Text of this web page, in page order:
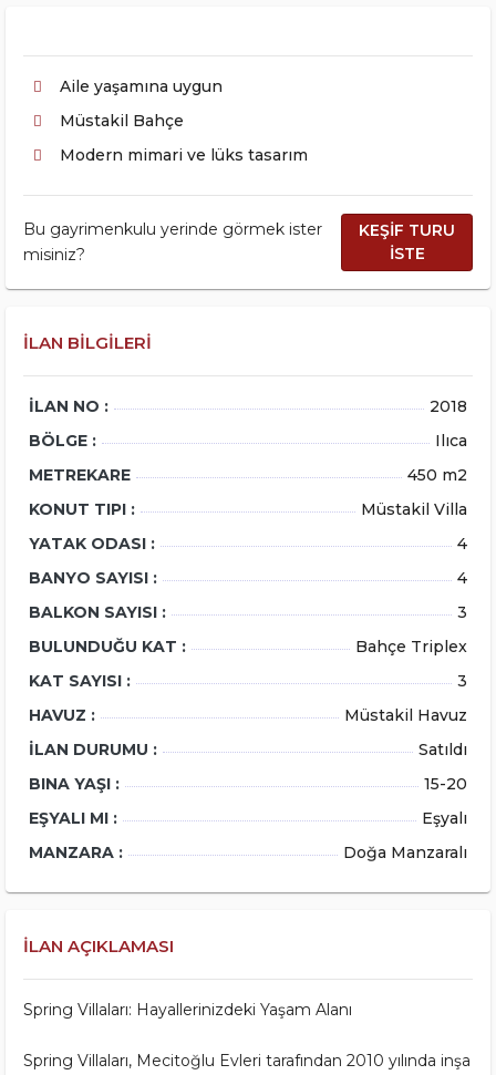
Aile yaşamına uygun
Müstakil Bahçe
Modern mimari ve lüks tasarım
Bu gayrimenkulu yerinde görmek ister
misiniz?
KEŞİF TURU
İSTE
İLAN BILGILERI
İLAN NO :
2018
BÖLGE :
Ilıca
METREKARE
450 m2
KONUT TIPI :
Müstakil Villa
YATAK ODASI :
4
BANYO SAYISI :
4
BALKON SAYISI :
3
BULUNDUĞU KAT :
Bahçe Triplex
KAT SAYISI :
3
HAVUZ :
Müstakil Havuz
İLAN DURUMU :
Satıldı
BINA YAŞI :
15-20
EŞYALI MI :
Eşyalı
MANZARA :
Doğa Manzaralı
İLAN AÇIKLAMASI
Spring Villaları: Hayallerinizdeki Yaşam Alanı
Spring Villaları, Mecitoğlu Evleri tarafından 2010 yılında inşa